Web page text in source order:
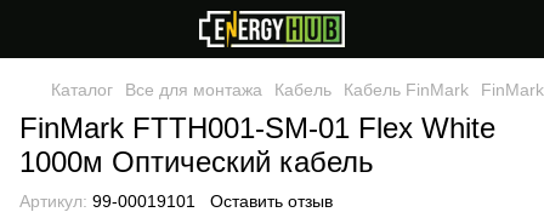
Каталог Все для монтажа Кабель Кабель FinMark
FinMark FTTH001-SM-01 Flex White
1000м Оптический кабель
Артикул: 99-00019101 Оставить отзыв